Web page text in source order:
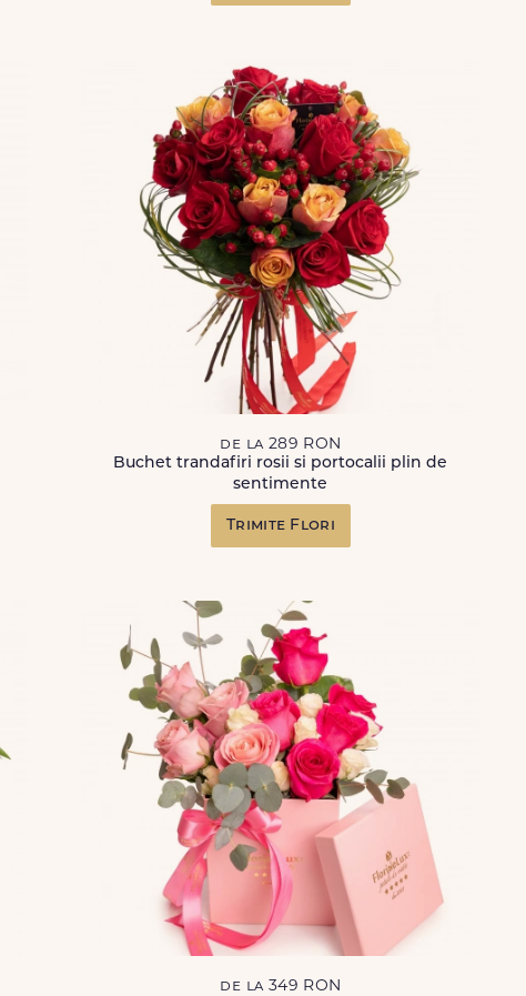
de la 289 RON
Buchet trandafiri rosii si portocalii plin de
sentimente
Trimite Flori
de la 349 RON